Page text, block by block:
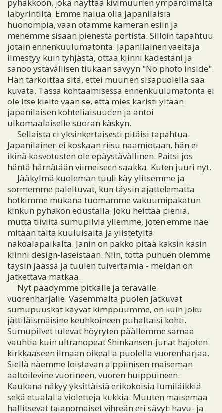
pyhäkköön, joka näyttää kivimuurien ympäröimältä
labyrintiltä. Emme halua olla japanilaisia
huonompia, vaan otamme kameran esiin ja
menemme sisään pienestä portista. Silloin tapahtuu
jotain ennenkuulumatonta. Japanilainen vaeltaja
ilmestyy kuin tyhjästä, ottaa kiinni kädestäni ja
sanoo ystävällisen tiukaan sävyyn "No photo inside".
Hän tarkoittaa sitä, ettei muurien sisäpuolella saa
kuvata. Tässä kohtaamisessa ennenkuulumatonta ei
ole itse kielto vaan se, että mies karisti yltään
japanilaisen kohteliaisuuden ja antoi
ulkomaalaiselle suoran käskyn.
Sellaista ei yksinkertaisesti pitäisi tapahtua.
Japanilainen ei koskaan riisu naamiotaan, hän ei
ikinä kasvotusten ole epäystävällinen. Paitsi jos
häntä härnätään viimeiseen saakka. Kuten juuri nyt.
Jääkylmä kuoleman tuuli käy ylitsemme ja
sormemme paleltuvat, kun täysin ajattelematta
hotkimme mukana tuomamme vakuumipakatun
kinkun pyhäkön edustalla. Joku heittää pieniä,
mutta tiiviitä sumupilviä yllemme, joten emme näe
mitään tältä kuuluisalta ja ylistetyltä
näköalapaikalta. Janin on pakko pitää kaksin käsin
kiinni design-laseistaan. Niin, totta puhuen olemme
täysin jäässä ja tuulen tuivertamia - meidän on
jatkettava matkaa.
Nyt päädymme pitkälle ja terävälle
vuorenharjalle. Vasemmalta puolen jatkuvat
sumupuuskat käyvät kimppuumme, on kuin joku
jättiläismäisine keuhkoineen puhaltaisi kohti.
Sumupilvet tulevat höyryten päällemme samaa
vauhtia kuin ultranopeat Shinkansen-junat hajoten
kirkkaaseen ilmaan oikealla puolella vuorenharjaa.
Siellä näemme loistavan alppiinisen maiseman
aaltoilevine vuorineen, vuoren huippuineen.
Kaukana näkyy yksittäisiä erikokoisia lumiläikkiä
sekä etualalla violetteja kukkia. Muuten maisemaa
hallitsevat taianomaiset vihreän eri sävyt: havu- ja